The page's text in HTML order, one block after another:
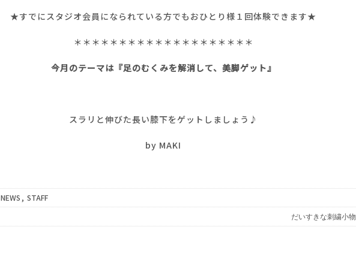
★すでにスタジオ会員になられている方でもおひとり様１回体験できます★
＊＊＊＊＊＊＊＊＊＊＊＊＊＊＊＊＊＊＊＊
今月のテーマは『足のむくみを解消して、美脚ゲット』
スラリと伸びた長い膝下をゲットしましょう♪
by MAKI
NEWS , STAFF
だいすきな刺繍小物